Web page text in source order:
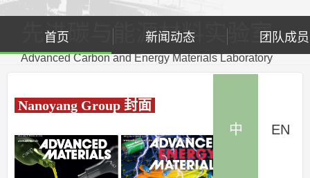
先进碳与能源材料实验室
Advanced Carbon and Energy Materials Laboratory
中 EN
首页 新闻动态 团队成员
Nanoyang Group 封面